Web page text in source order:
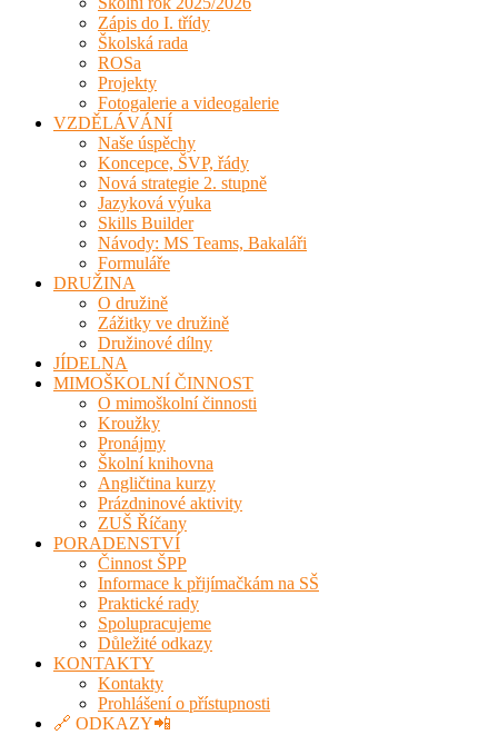
Zápis do I. třídy
Školská rada
ROSa
Projekty
Fotogalerie a videogalerie
VZDĚLÁVÁNÍ
Naše úspěchy
Koncepce, ŠVP, řády
Nová strategie 2. stupně
Jazyková výuka
Skills Builder
Návody: MS Teams, Bakaláři
Formuláře
DRUŽINA
O družině
Zážitky ve družině
Družinové dílny
JÍDELNA
MIMOŠKOLNÍ ČINNOST
O mimoškolní činnosti
Kroužky
Pronájmy
Školní knihovna
Angličtina kurzy
Prázdninové aktivity
ZUŠ Říčany
PORADENSTVÍ
Činnost ŠPP
Informace k přijímačkám na SŠ
Praktické rady
Spolupracujeme
Důležité odkazy
KONTAKTY
Kontakty
Prohlášení o přístupnosti
🔗 ODKAZY📲